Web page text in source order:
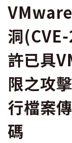
洞
許已具
限之攻
行檔案
碼